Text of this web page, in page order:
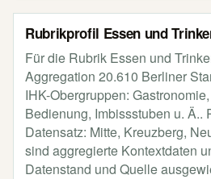
Rubrikprofil Essen und
Für die Rubrik Essen und
Aggregation 20.610 Berliner
IHK-Obergruppen:
Bedienung, Imbissstuben u. Ä..
Datensatz: Mitte, Kreuzberg,
sind aggregierte Kontextdaten
Datenstand und Quelle